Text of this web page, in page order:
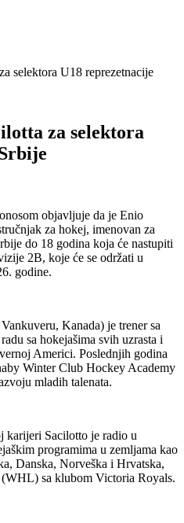
selektora U18 reprezetnacije
za selektora
objavljuje da je Enio
za hokej, imenovan za
do 18 godina koja će nastupiti
2B, koje će se održati u
godine.
Kanada) je trener sa
sa hokejašima svih uzrasta i
Americi. Poslednjih godina
Winter Club Hockey Academy
mladih talenata.
karijeri Sacilotto je radio u
programima u zemljama kao
Danska, Norveška i Hrvatska,
sa klubom Victoria Royals.